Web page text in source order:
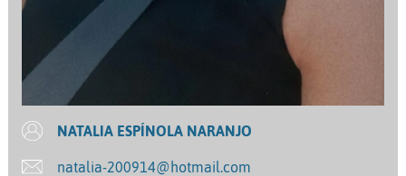
NATALIA ESPÍNOLA NARANJO
natalia-200914@hotmail.com